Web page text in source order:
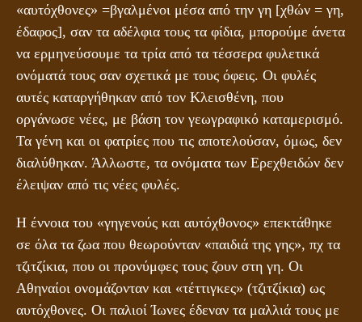
«αυτόχθονες» =βγαλμένοι μέσα από την γη [χθών = γη,
έδαφος], σαν τα αδέλφια τους τα φίδια, μπορούμε άνετα
να ερμηνεύσουμε τα τρία από τα τέσσερα φυλετικά
ονόματά τους σαν σχετικά με τους όφεις. Οι φυλές
αυτές καταργήθηκαν από τον Κλεισθένη, που
οργάνωσε νέες, με βάση τον γεωγραφικό καταμερισμό.
Τα γένη και οι φατρίες που τις αποτελούσαν, όμως, δεν
διαλύθηκαν. Άλλωστε, τα ονόματα των Ερεχθειδών δεν
έλειψαν από τις νέες φυλές.
Η έννοια του «γηγενούς και αυτόχθονος» επεκτάθηκε
σε όλα τα ζωα που θεωρούνταν «παιδιά της γης», πχ τα
τζιτζίκια, που οι προνύμφες τους ζουν στη γη. Οι
Αθηναίοι ονομάζονταν και «τέττιγκες» (τζιτζίκια) ως
αυτόχθονες. Οι παλιοί Ίωνες έδεναν τα μαλλιά τους με